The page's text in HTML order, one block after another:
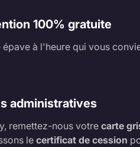
100% gratuite
à l'heure qui vous
administratives
remettez-nous votrecarte
le certificat de cession